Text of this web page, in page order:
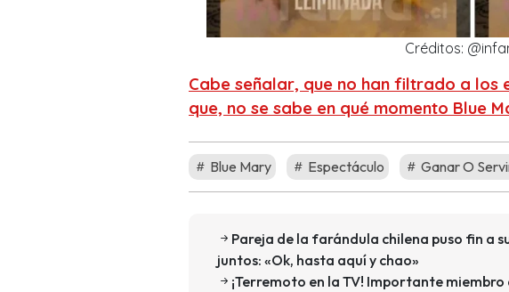
Créditos:
Cabe señalar, que no han filtrado a los
que, no se sabe en qué momento Blue
Blue Mary Espectáculo Ganar O
Pareja de la farándula chilena puso fin a
juntos: «Ok, hasta aquí y chao»
¡Terremoto en la TV! Importante